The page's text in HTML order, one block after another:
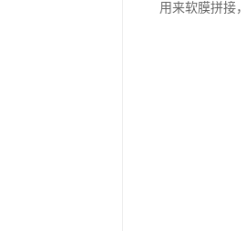
用来软膜拼接